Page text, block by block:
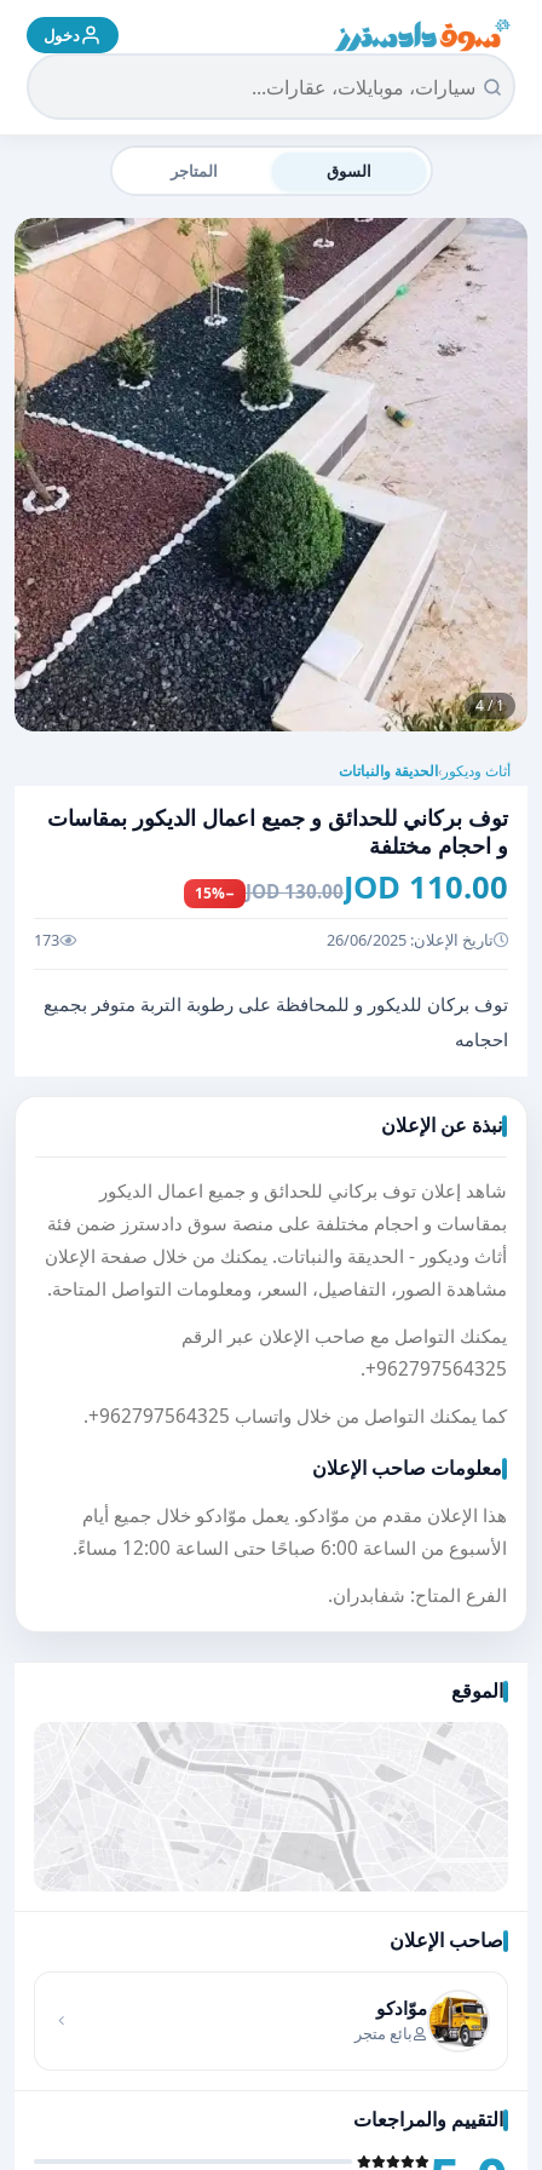
سوق دادسترز الرئيسية دخول
السوق المتاجر
1 / 4
أثاث وديكور ›الحديقة والنباتات
توف بركاني للحدائق و جميع اعمال الديكور بمقاسات
و احجام مختلفة
110.00 JOD
130.00 JOD
−15%
تاريخ الإعلان: 26/06/2025 173
توف بركان للديكور و للمحافظة على رطوبة التربة متوفر بجميع
احجامه
نبذة عن الإعلان
شاهد إعلان توف بركاني للحدائق و جميع اعمال الديكور
بمقاسات و احجام مختلفة على منصة سوق دادسترز ضمن فئة
أثاث وديكور - الحديقة والنباتات. يمكنك من خلال صفحة الإعلان
مشاهدة الصور، التفاصيل، السعر، ومعلومات التواصل المتاحة.
يمكنك التواصل مع صاحب الإعلان عبر الرقم
+962797564325
.
كما يمكنك التواصل من خلال واتساب +962797564325
.
معلومات صاحب الإعلان
هذا الإعلان مقدم من موّادكو. يعمل موّادكو خلال جميع أيام
الأسبوع من الساعة 6:00 صباحًا حتى الساعة 12:00 مساءً.
الفرع المتاح: شفابدران.
الموقع
صاحب الإعلان
موّادكو
بائع متجر
التقييم والمراجعات